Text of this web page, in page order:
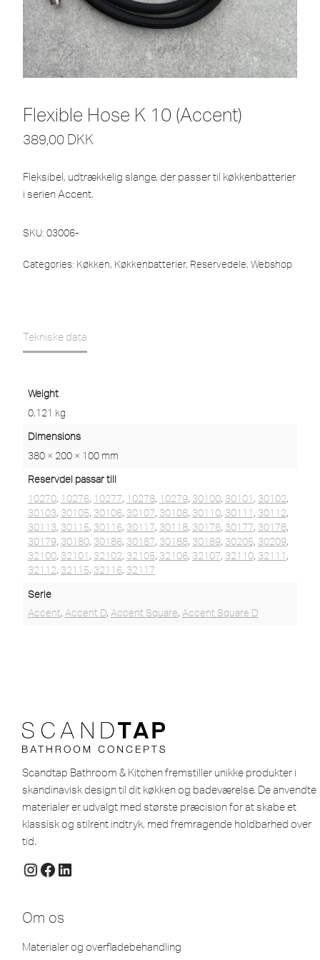
Flexible Hose K 10 (Accent)
389,00 DKK
Fleksibel, udtrækkelig slange, der passer til køkkenbatterier
i serien Accent.
SKU: 03006-
Categories: Køkken, Køkkenbatterier, Reservedele, Webshop
Tekniske data
Weight
0,121 kg
Dimensions
380 × 200 × 100 mm
Reservdel passar till
10270, 10276, 10277, 10278, 10279, 30100, 30101 , 30102,
30103, 30105, 30106, 30107, 30108, 30110, 30111 , 30112,
30113, 30115, 30116, 30117, 30118, 30176, 30177, 30178,
30179, 30180, 30186, 30187, 30188, 30189, 30205, 30209,
32100, 32101 , 32102, 32105, 32106, 32107, 32110, 32111 ,
32112, 32115, 32116, 32117
Serie
Accent, Accent D, Accent Square, Accent Square D
Scandtap Bathroom & Kitchen fremstiller unikke produkter i
skandinavisk design til dit køkken og badeværelse. De anvendte
materialer er udvalgt med største præcision for at skabe et
klassisk og stilrent indtryk, med fremragende holdbarhed over
tid.
Om os
Materialer og overfladebehandling